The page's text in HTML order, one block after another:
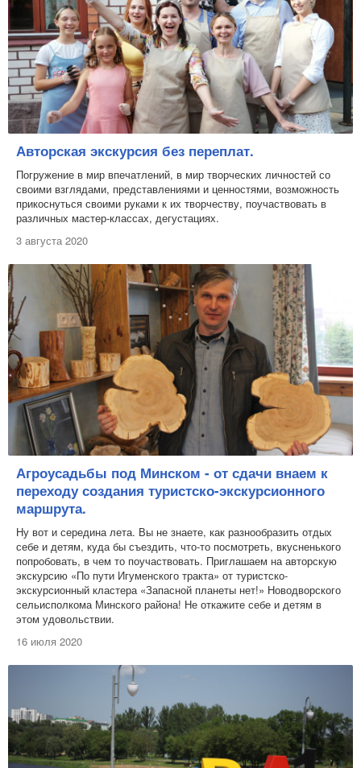
Авторская экскурсия без переплат.
Погружение в мир впечатлений, в мир творческих личностей со
своими взглядами, представлениями и ценностями, возможность
прикоснуться своими руками к их творчеству, поучаствовать в
различных мастер-классах, дегустациях.
3 августа 2020
Агроусадьбы под Минском - от сдачи внаем к
переходу создания туристско-экскурсионного
маршрута.
Ну вот и середина лета. Вы не знаете, как разнообразить отдых
себе и детям, куда бы съездить, что-то посмотреть, вкусненького
попробовать, в чем то поучаствовать. Приглашаем на авторскую
экскурсию «По пути Игуменского тракта» от туристско-
экскурсионный кластера «Запасной планеты нет!» Новодворского
сельисполкома Минского района! Не откажите себе и детям в
этом удовольствии.
16 июля 2020